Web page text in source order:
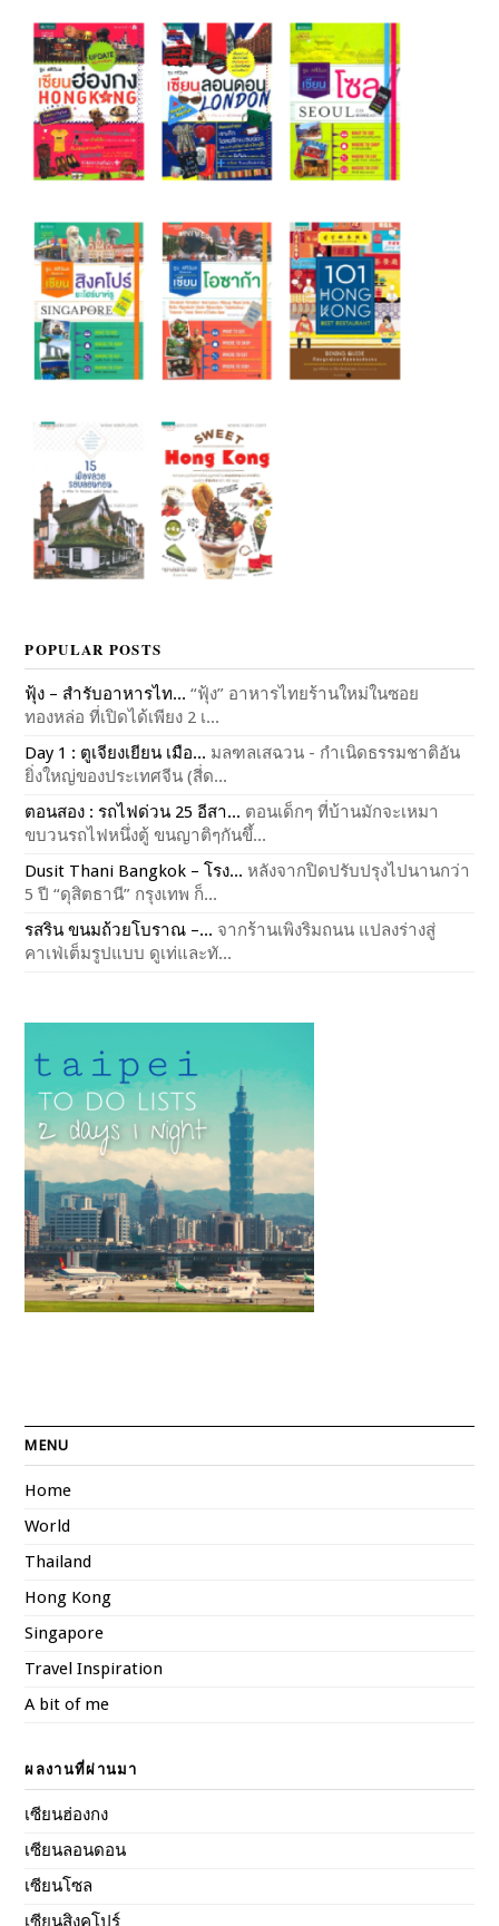
POPULAR POSTS
ฟุ้ง – สำรับอาหารไท... “ฟุ้ง” อาหารไทยร้านใหม่ในซอย
ทองหล่อ ที่เปิดได้เพียง 2 เ...
Day 1 : ตูเจียงเยียน เมือ... มลฑลเสฉวน - กำเนิดธรรมชาติอัน
ยิ่งใหญ่ของประเทศจีน (สี่ด...
ตอนสอง : รถไฟด่วน 25 อีสา... ตอนเด็กๆ ที่บ้านมักจะเหมา
ขบวนรถไฟหนึ่งตู้ ขนญาติๆกันขึ้...
Dusit Thani Bangkok – โรง... หลังจากปิดปรับปรุงไปนานกว่า
5 ปี “ดุสิตธานี” กรุงเทพ ก็...
รสริน ขนมถ้วยโบราณ –... จากร้านเพิงริมถนน แปลงร่างสู่
คาเฟ่เต็มรูปแบบ ดูเท่และทั...
MENU
Home
World
Thailand
Hong Kong
Singapore
Travel Inspiration
A bit of me
ผลงานที่ผ่านมา
เซียนฮ่องกง
เซียนลอนดอน
เซียนโซล
เซียนสิงคโปร์